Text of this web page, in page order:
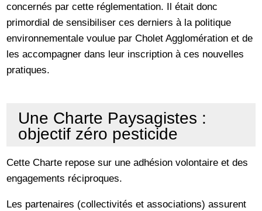
concernés par cette réglementation. Il était donc
primordial de sensibiliser ces derniers à la politique
environnementale voulue par Cholet Agglomération et de
les accompagner dans leur inscription à ces nouvelles
pratiques.
Une Charte Paysagistes :
objectif zéro pesticide
Cette Charte repose sur une adhésion volontaire et des
engagements réciproques.
Les partenaires (collectivités et associations) assurent